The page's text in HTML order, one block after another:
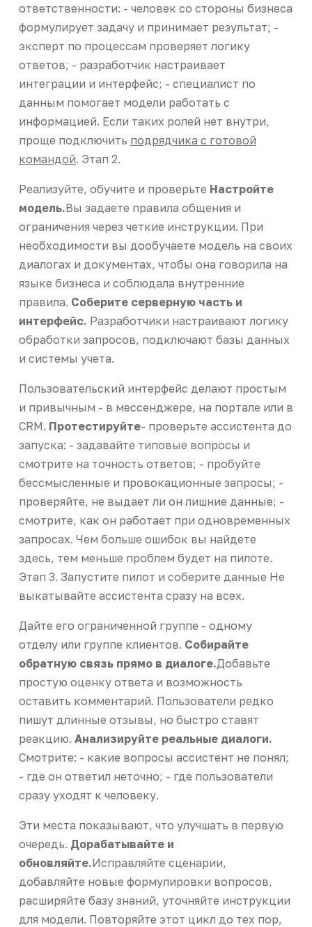
ответственности: - человек со стороны бизнеса
формулирует задачу и принимает результат; -
эксперт по процессам проверяет логику
ответов; - разработчик настраивает
интеграции и интерфейс; - специалист по
данным помогает модели работать с
информацией. Если таких ролей нет внутри,
проще подключить подрядчика с готовой
командой. Этап 2.
Реализуйте, обучите и проверьте Настройте
модель.Вы задаете правила общения и
ограничения через четкие инструкции. При
необходимости вы дообучаете модель на своих
диалогах и документах, чтобы она говорила на
языке бизнеса и соблюдала внутренние
правила. Соберите серверную часть и
интерфейс. Разработчики настраивают логику
обработки запросов, подключают базы данных
и системы учета.
Пользовательский интерфейс делают простым
и привычным - в мессенджере, на портале или в
CRM. Протестируйте- проверьте ассистента до
запуска: - задавайте типовые вопросы и
смотрите на точность ответов; - пробуйте
бессмысленные и провокационные запросы; -
проверяйте, не выдает ли он лишние данные; -
смотрите, как он работает при одновременных
запросах. Чем больше ошибок вы найдете
здесь, тем меньше проблем будет на пилоте.
Этап 3. Запустите пилот и соберите данные Не
выкатывайте ассистента сразу на всех.
Дайте его ограниченной группе - одному
отделу или группе клиентов. Собирайте
обратную связь прямо в диалоге.Добавьте
простую оценку ответа и возможность
оставить комментарий. Пользователи редко
пишут длинные отзывы, но быстро ставят
реакцию. Анализируйте реальные диалоги.
Смотрите: - какие вопросы ассистент не понял;
- где он ответил неточно; - где пользователи
сразу уходят к человеку.
Эти места показывают, что улучшать в первую
очередь. Дорабатывайте и
обновляйте.Исправляйте сценарии,
добавляйте новые формулировки вопросов,
расширяйте базу знаний, уточняйте инструкции
для модели. Повторяйте этот цикл до тех пор,